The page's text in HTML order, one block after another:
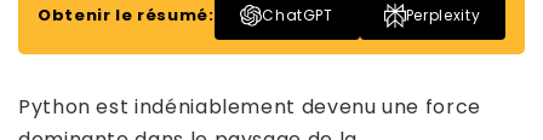
Obtenir le résumé: ChatGPT Perplexity
Python est indéniablement devenu une force